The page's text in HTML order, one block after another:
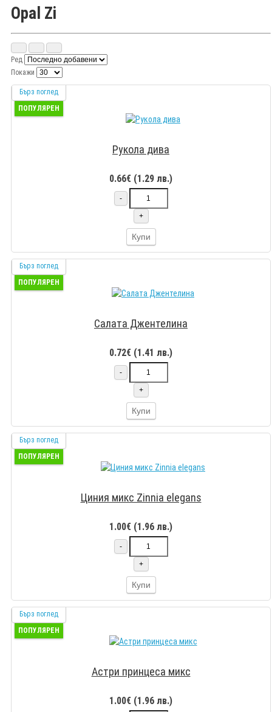
Opal Zi
Ред
Покажи
Бърз поглед
ПОПУЛЯРЕН
Рукола дива
0.66€ (1.29 лв.)
-
+
Купи
Бърз поглед
ПОПУЛЯРЕН
Салата Джентелина
0.72€ (1.41 лв.)
-
+
Купи
Бърз поглед
ПОПУЛЯРЕН
Циния микс Zinnia elegans
1.00€ (1.96 лв.)
-
+
Купи
Бърз поглед
ПОПУЛЯРЕН
Астри принцеса микс
1.00€ (1.96 лв.)